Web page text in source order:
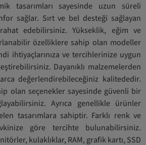
tasarımları sayesinde uzun süreli
sağlar. Sırt ve bel desteği sağlayan
rahat edebilirsiniz. Yükseklik, eğim ve
özelliklere sahip olan modeller
ihtiyaçlarınıza ve tercihlerinize uygun
Dayanıklı malzemelerden
değerlendirebileceğiniz kalitededir.
olan seçenekler sayesinde güvenli bir
Ayrıca genellikle ürünler
tasarımlara sahiptir. Farklı renk ve
göre tercihte bulunabilirsiniz.
kulaklıklar, RAM, grafik kartı, SSD